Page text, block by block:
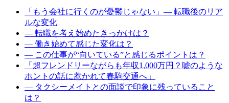
「もう会社に行くのが憂鬱じゃない」― 転職後のリア
ルな変化
― 転職を考え始めたきっかけは？
― 働き始めて感じた変化は？
― この仕事が“向いている”と感じるポイントは？
「超フレンドリーながらも年収1,000万円？嘘のような
ホントの話に惹かれて春駒交通へ」
― タクシーメイトとの面談で印象に残っていること
は？